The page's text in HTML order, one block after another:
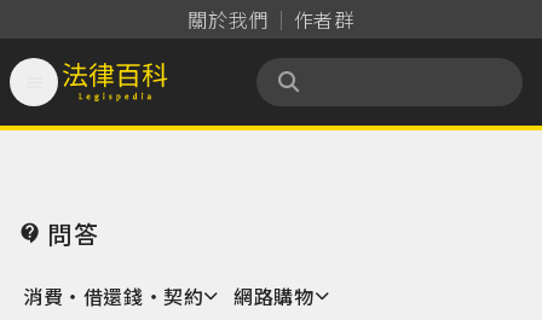
關於我們 作者群
法律百科 Legispedia
 問答
消費‧借還錢‧契約 網路購物